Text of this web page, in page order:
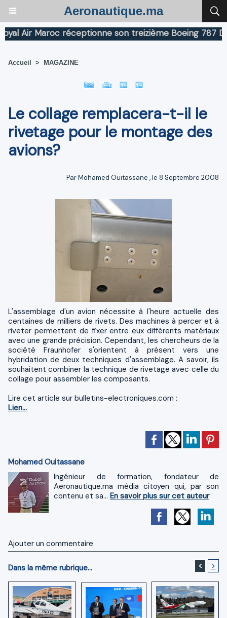
Aeronautique.ma
Air Maroc réceptionne son treizième Boeing 787
Accueil > MAGAZINE
Le collage remplacera-t-il le
rivetage pour le montage des
avions?
ParMohamed Ouitassane , le 8 Septembre 2008
L'assemblage d'un avion nécessite à l'heure actuelle des
centaines de milliers de rivets. Des machines à percer et à
riveter permettent de fixer entre eux différents matériaux
avec une grande précision. Cependant, les chercheurs de la
société Fraunhofer s'orientent à présent vers une
hybridation de deux techniques d'assemblage. A savoir, ils
souhaitent combiner la technique de rivetage avec celle du
collage pour assembler les composants.
Lire cet article sur bulletins-electroniques.com :
Lien...
Mohamed Ouitassane
Ingénieur de formation, fondateur de
Aeronautique.ma média citoyen qui, par son
contenu et sa... En savoir plus sur cet auteur
Ajouter un commentaire
Dans la même rubrique... < >